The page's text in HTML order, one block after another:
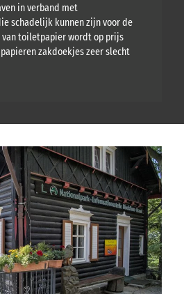
in verband met
schadelijk kunnen zijn voor de
van toiletpapier wordt op prijs
zakdoekjes zeer slecht